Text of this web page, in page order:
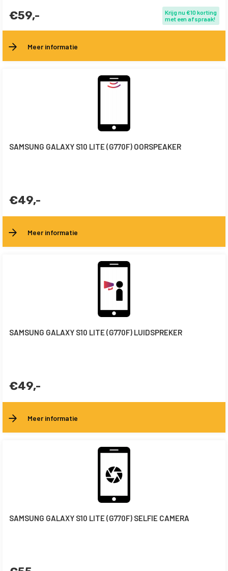
€59,-
Krijg nu €10 korting
met een afspraak!
Meer informatie
SAMSUNG GALAXY S10 LITE (G770F) OORSPEAKER
€49,-
Meer informatie
SAMSUNG GALAXY S10 LITE (G770F) LUIDSPREKER
€49,-
Meer informatie
SAMSUNG GALAXY S10 LITE (G770F) SELFIE CAMERA